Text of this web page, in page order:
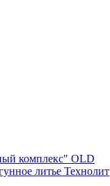
комплекс" OLD
литье Технолит